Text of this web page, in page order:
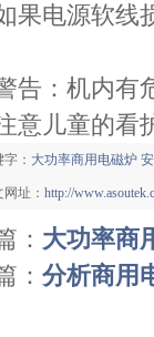
果电源软线
告：机内有
意儿童的看
： 大功率商用电磁炉
址： http://
： 大功率商
： 分析商用